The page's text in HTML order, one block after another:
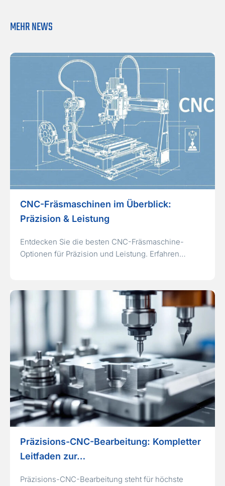
MEHR NEWS
CNC-Fräsmaschinen im Überblick:
Präzision & Leistung
Entdecken Sie die besten CNC-Fräsmaschine-
Optionen für Präzision und Leistung. Erfahren…
Präzisions-CNC-Bearbeitung: Kompletter
Leitfaden zur…
Präzisions-CNC-Bearbeitung steht für höchste